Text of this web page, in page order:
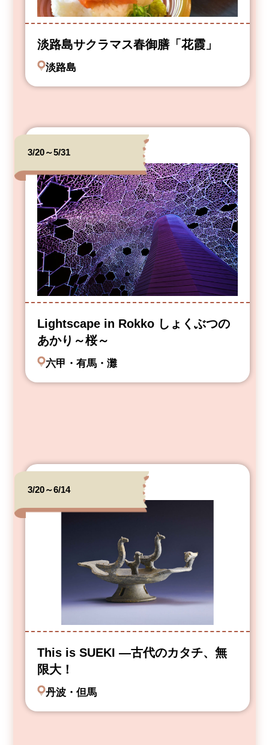
淡路島サクラマス春御膳「花霞」
淡路島
3/20～5/31
Lightscape in Rokko しょくぶつの
あかり～桜～
六甲・有馬・灘
3/20～6/14
This is SUEKI —古代のカタチ、無
限大！
丹波・但馬